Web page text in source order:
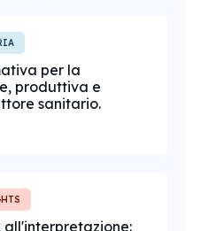
per la
produttiva e
sanitario.